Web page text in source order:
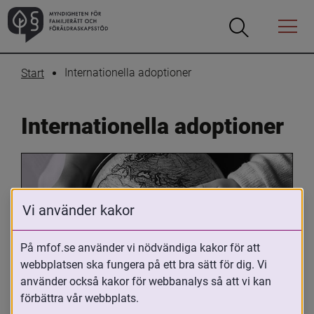
Öppna
Öppna
Menyn
Start Internationella adoptioner
Internationella adoptioner
Oavsett om du är adopterad,
adoptivförälder eller arbetar med
Vi använder kakor
På mfof.se använder vi nödvändiga kakor för att
webbplatsen ska fungera på ett bra sätt för dig. Vi
använder också kakor för webbanalys så att vi kan
förbättra vår webbplats.